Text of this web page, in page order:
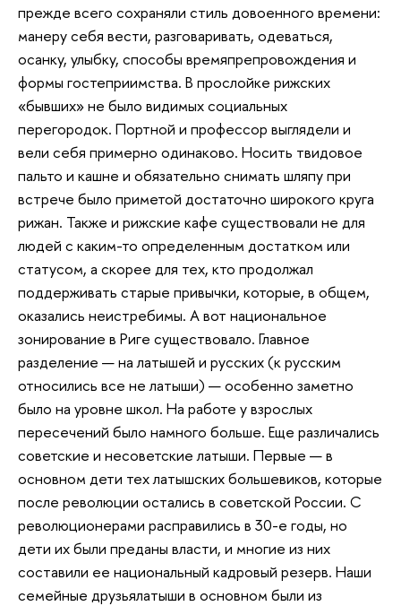
прежде всего сохраняли стиль довоенного времени:
манеру себя вести, разговаривать, одеваться,
осанку, улыбку, способы времяпрепровождения и
формы гостеприимства. В прослойке рижских
«бывших» не было видимых социальных
перегородок. Портной и профессор выглядели и
вели себя примерно одинаково. Носить твидовое
пальто и кашне и обязательно снимать шляпу при
встрече было приметой достаточно широкого круга
рижан. Также и рижские кафе существовали не для
людей с каким-то определенным достатком или
статусом, а скорее для тех, кто продолжал
поддерживать старые привычки, которые, в общем,
оказались неистребимы. А вот национальное
зонирование в Риге существовало. Главное
разделение — на латышей и русских (к русским
относились все не латыши) — особенно заметно
было на уровне школ. На работе у взрослых
пересечений было намного больше. Еще различались
советские и несоветские латыши. Первые — в
основном дети тех латышских большевиков, которые
после революции остались в советской России. С
революционерами расправились в 30-е годы, но
дети их были преданы власти, и многие из них
составили ее национальный кадровый резерв. Наши
семейные друзьялатыши в основном были из